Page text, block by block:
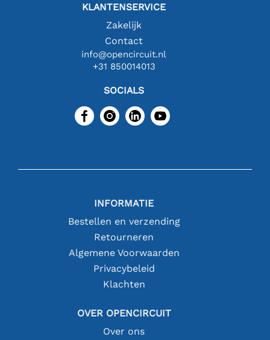
KLANTENSERVICE
Zakelijk
Contact
info@opencircuit.nl
+31 850014013
SOCIALS
INFORMATIE
Bestellen en verzending
Retourneren
Algemene Voorwaarden
Privacybeleid
Klachten
OVER OPENCIRCUIT
Over ons